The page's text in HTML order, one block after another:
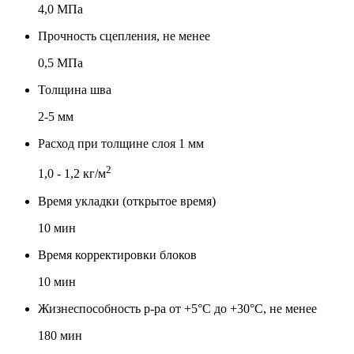
4,0 МПа
Прочность сцепления, не менее
0,5 МПа
Толщина шва
2-5 мм
Расход при толщине слоя 1 мм
1,0 - 1,2 кг/м2
Время укладки (открытое время)
10 мин
Время корректировки блоков
10 мин
Жизнеспособность р-ра от +5°C до +30°C, не менее
180 мин